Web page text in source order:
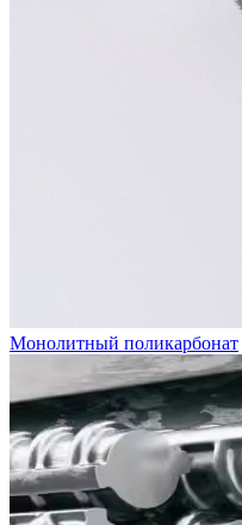
Монолитный поликарбонат